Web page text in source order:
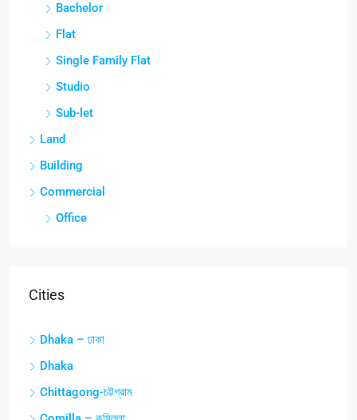
Bachelor
Flat
Single Family Flat
Studio
Sub-let
Land
Building
Commercial
Office
Cities
Dhaka – ঢাকা
Dhaka
Chittagong-চট্টগ্রাম